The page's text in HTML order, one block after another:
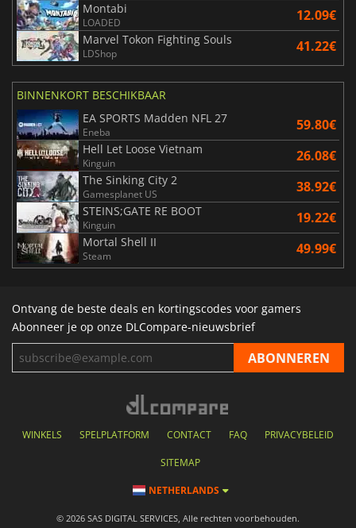
Montabi
LOADED 12.09€
Marvel Tokon Fighting Souls
LDShop 41.22€
BINNENKORT BESCHIKBAAR
EA SPORTS Madden NFL 27
Eneba 59.80€
Hell Let Loose Vietnam
Kinguin 26.08€
The Sinking City 2
Gamesplanet US 38.92€
STEINS;GATE RE BOOT
Kinguin 19.22€
Mortal Shell II
Steam 49.99€
Ontvang de beste deals en kortingscodes voor gamers
Abonneer je op onze DLCompare-nieuwsbrief
WINKELS SPELPLATFORM CONTACT FAQ PRIVACYBELEID
SITEMAP
NETHERLANDS
© 2026 SAS DIGITAL SERVICES, Alle rechten voorbehouden.